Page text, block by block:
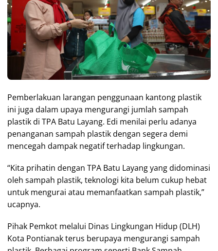
Pemberlakuan larangan penggunaan kantong plastik
ini juga dalam upaya mengurangi jumlah sampah
plastik di TPA Batu Layang. Edi menilai perlu adanya
penanganan sampah plastik dengan segera demi
mencegah dampak negatif terhadap lingkungan.
“Kita prihatin dengan TPA Batu Layang yang didominasi
oleh sampah plastik, teknologi kita belum cukup hebat
untuk mengurai atau memanfaatkan sampah plastik,”
ucapnya.
Pihak Pemkot melalui Dinas Lingkungan Hidup (DLH)
Kota Pontianak terus berupaya mengurangi sampah